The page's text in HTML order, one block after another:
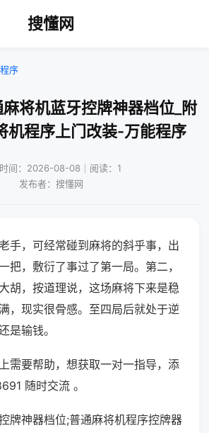
搜懂网
序
将机蓝牙控牌神器档位_附
机程序上门改装-万能程序
间：2026-08-08｜阅读：1
发布者：搜懂网
手，可经常碰到麻将的斜乎事，出
把，敷衍了事过了第一局。第二，
胡，按道理说，这场麻将下来是稳
，现实很骨感。至四局后就处于逆
是输钱。
需要帮助，想获取一对一指导，添
随时交流 。
牌神器档位;普通麻将机程序控牌器